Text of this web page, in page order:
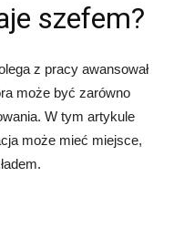
szefem?
z pracy awansował
może być zarówno
W tym artykule
może mieć miejsce,